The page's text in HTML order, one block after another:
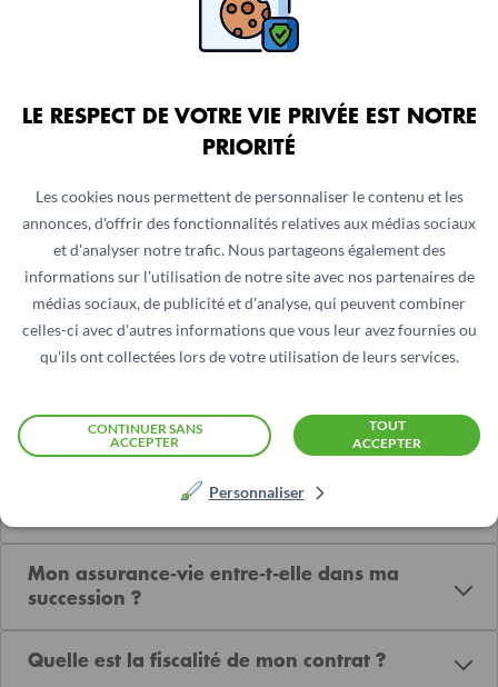
LE RESPECT DE VOTRE VIE PRIVÉE EST NOTRE
PRIORITÉ
Les cookies nous permettent de personnaliser le contenu et les
annonces, d'offrir des fonctionnalités relatives aux médias sociaux
et d'analyser notre trafic. Nous partageons également des
informations sur l'utilisation de notre site avec nos partenaires de
médias sociaux, de publicité et d'analyse, qui peuvent combiner
celles-ci avec d'autres informations que vous leur avez fournies ou
qu'ils ont collectées lors de votre utilisation de leurs services.
TOUT
ACCEPTER
CONTINUER SANS
ACCEPTER
Personnaliser
Comment l’association est-elle prévenue
du legs si je décède ?
page dédiée au legs
L’assurance-vie
Comment fonctionne l’assurance-vie ?
mon contrat ?
Est-ce possible de cumuler des contrats
Mon assurance-vie entre-t-elle dans ma
succession ?
Quelle est la fiscalité de mon contrat ?